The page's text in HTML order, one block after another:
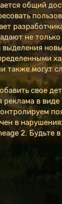
общий
не
могут
свое
в
в
2. Будьте